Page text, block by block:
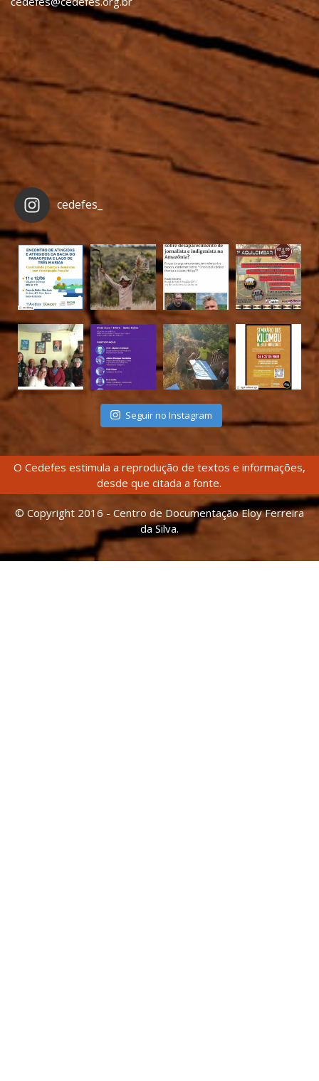
cedefes_
Seguir no Instagram
O Cedefes estimula a reprodução de textos e informações,
desde que citada a fonte.
© Copyright 2016 - Centro de Documentação Eloy Ferreira
da Silva.